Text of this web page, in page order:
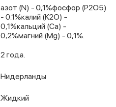
азот (N) - 0,1%фосфор (P2O5)
- 0.1%калий (K2O) -
0,1%кальций (Ca) -
0,2%магний (Mg) - 0,1%.
2 года.
Нидерланды
Жидкий